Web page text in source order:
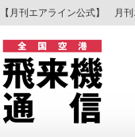
【月刊エアライン公式】 月